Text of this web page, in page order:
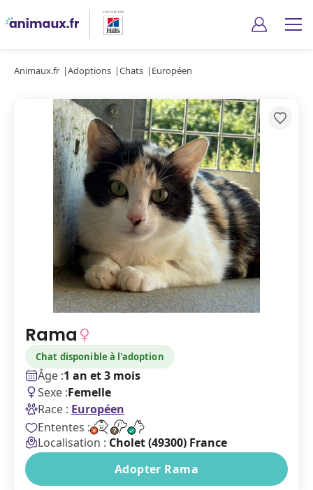
Animaux.fr Adoptions Chats Européen
Rama
Chat disponible à l'adoption
Âge :1 an et 3 mois
Sexe :Femelle
Race : Européen
Ententes :
Localisation : Cholet (49300) France
Adopter Rama